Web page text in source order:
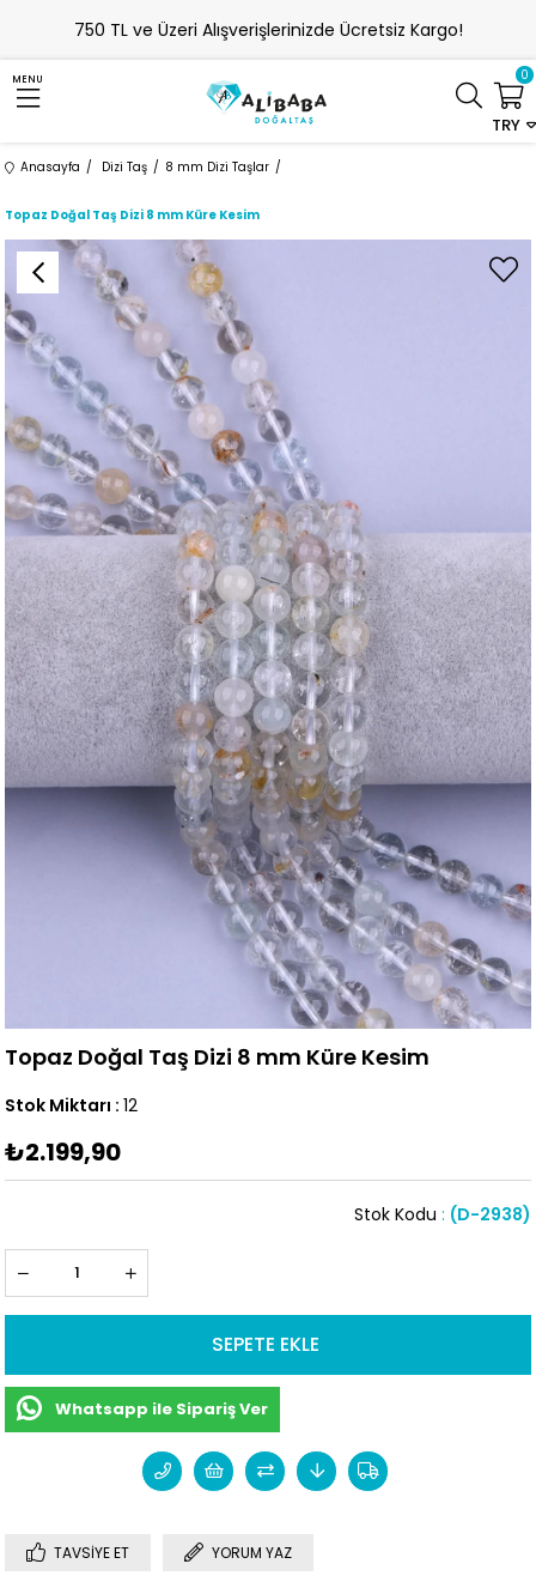
750 TL ve Üzeri Alışverişlerinizde Ücretsiz Kargo!
MENU
TRY
0
Anasayfa Dizi Taş 8 mm Dizi Taşlar
Topaz Doğal Taş Dizi 8 mm Küre Kesim
Topaz Doğal Taş Dizi 8 mm Küre Kesim
Stok Miktarı : 12
₺2.199,90
(D-2938)
Stok Kodu
Whatsapp ile Sipariş Ver
TAVSIYE ET YORUM YAZ